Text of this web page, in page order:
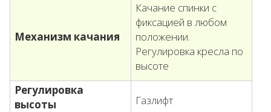
Механизм качания
Качание спинки с
фиксацией в любом
положении.
Регулировка кресла по
высоте
Регулировка
высоты
Газлифт